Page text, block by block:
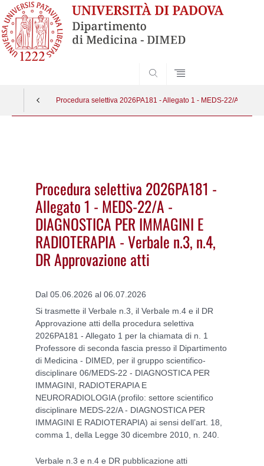
Procedura selettiva 2026PA181 - Allegato 1 - MEDS-22/A -
Procedura selettiva 2026PA181 -
Allegato 1 - MEDS-22/A -
DIAGNOSTICA PER IMMAGINI E
RADIOTERAPIA - Verbale n.3, n.4,
DR Approvazione atti
Dal 05.06.2026 al 06.07.2026
Si trasmette il Verbale n.3, il Verbale m.4 e il DR
Approvazione atti della procedura selettiva
2026PA181 - Allegato 1 per la chiamata di n. 1
Professore di seconda fascia presso il Dipartimento
di Medicina - DIMED, per il gruppo scientifico-
disciplinare 06/MEDS-22 - DIAGNOSTICA PER
IMMAGINI, RADIOTERAPIA E
NEURORADIOLOGIA (profilo: settore scientifico
disciplinare MEDS-22/A - DIAGNOSTICA PER
IMMAGINI E RADIOTERAPIA) ai sensi dell’art. 18,
comma 1, della Legge 30 dicembre 2010, n. 240.
Verbale n.3 e n.4 e DR pubblicazione atti